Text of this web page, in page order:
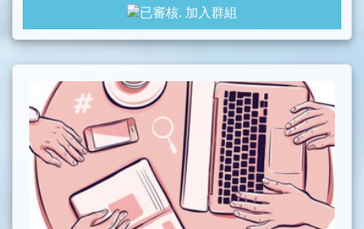
加入群組